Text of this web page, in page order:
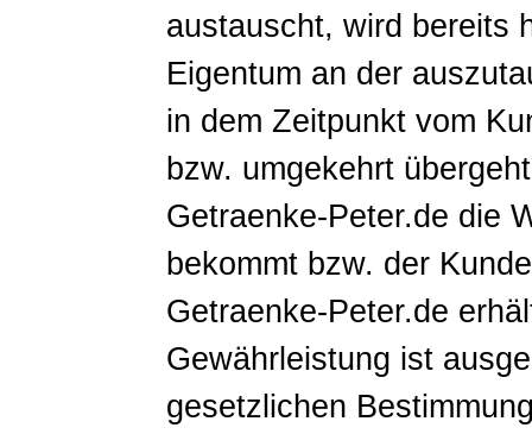
austauscht, wird bereits
Eigentum an der
in dem Zeitpunkt vom
bzw. umgekehrt
Getraenke-Peter.de die
bekommt bzw. der
Getraenke-Peter.de
Gewährleistung ist
gesetzlichen